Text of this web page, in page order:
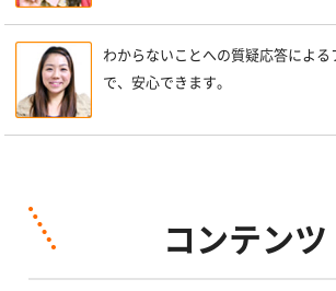
わからないことへの質疑応答による
で、安心できます。
コンテンツ